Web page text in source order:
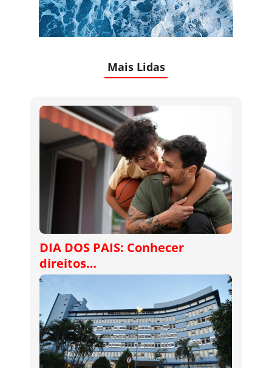
Mais Lidas
DIA DOS PAIS: Conhecer
direitos…